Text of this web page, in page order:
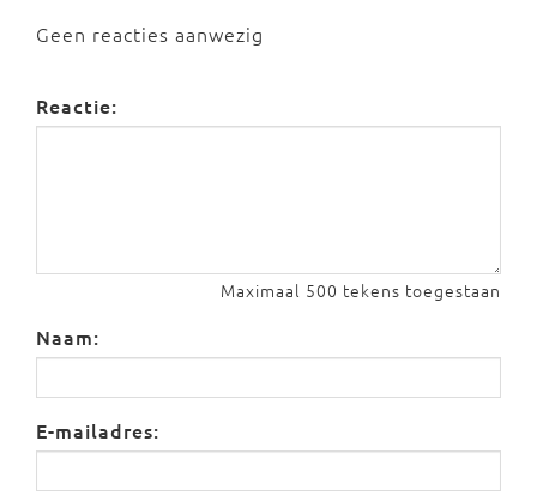
Geen reacties aanwezig
Reactie:
Maximaal 500 tekens toegestaan
Naam:
E-mailadres: